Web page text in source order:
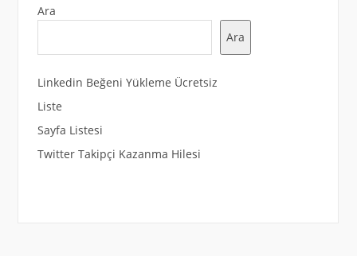
Ara
Ara
Linkedin Beğeni Yükleme Ücretsiz
Liste
Sayfa Listesi
Twitter Takipçi Kazanma Hilesi